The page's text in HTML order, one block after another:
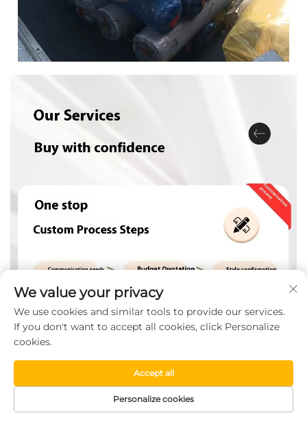
Cwestiynau Cyffredin
We value your privacy
We use cookies and similar tools to provide our services.
If you don't want to accept all cookies, click Personalize
cookies.
Personalize cookies
Accept all